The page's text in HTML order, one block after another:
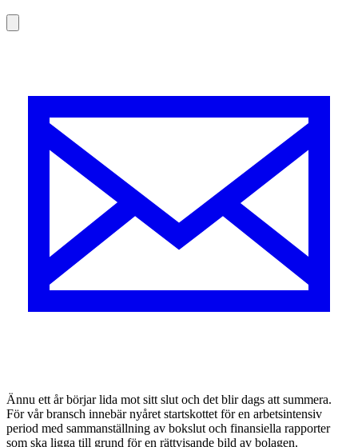
Ännu ett år börjar lida mot sitt slut och det blir dags att summera.
För vår bransch innebär nyåret startskottet för en arbetsintensiv
period med sammanställning av bokslut och finansiella rapporter
som ska ligga till grund för en rättvisande bild av bolagen.